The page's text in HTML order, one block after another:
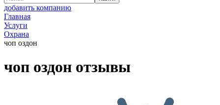
добавить компанию
Главная
Услуги
Охрана
чоп оздон
чоп оздон отзывы